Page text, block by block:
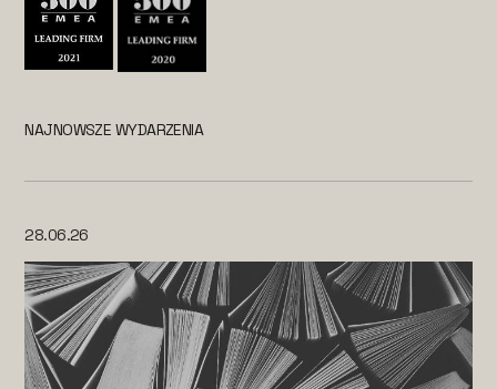
NAJNOWSZE WYDARZENIA
28.06.26